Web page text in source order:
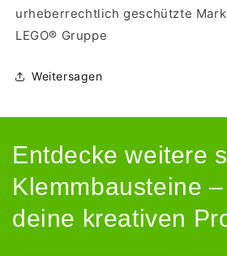
urheberrechtlich geschützte
LEGO® Gruppe
Weitersagen
Entdecke weitere
Klemmbausteine
deine kreativen